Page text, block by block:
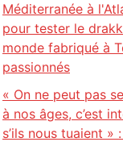
Méditerranée à
pour tester le
monde fabriqué à
passionnés
« On ne peut pas
à nos âges, c’est
s’ils nous tuaient »